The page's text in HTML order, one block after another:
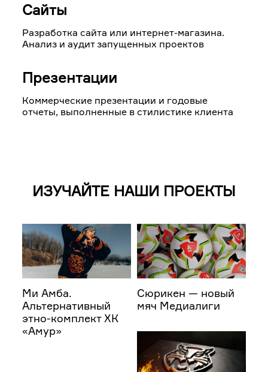
Сайты
Разработка сайта или интернет-магазина.
Анализ и аудит запущенных проектов
Презентации
Коммерческие презентации и годовые
отчеты, выполненные в стилистике клиента
ИЗУЧАЙТЕ НАШИ ПРОЕКТЫ
Ми Амба.
Альтернативный
этно-комплект ХК
«Амур»
Сюрикен — новый
мяч Медиалиги